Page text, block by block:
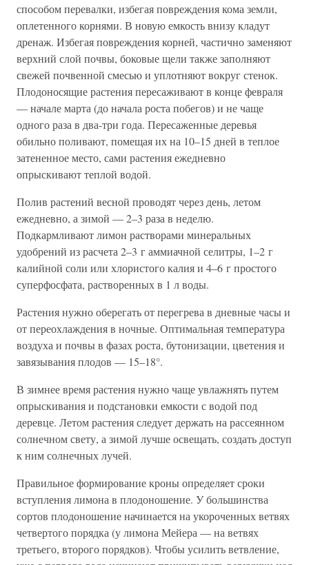
способом перевалки, избегая повреждения кома земли,
оплетенного корнями. В новую емкость внизу кладут
дренаж. Избегая повреждения корней, частично заменяют
верхний слой почвы, боковые щели также заполняют
свежей почвенной смесью и уплотняют вокруг стенок.
Плодоносящие растения пересаживают в конце февраля
— начале марта (до начала роста побегов) и не чаще
одного раза в два-три года. Пересаженные деревья
обильно поливают, помещая их на 10–15 дней в теплое
затененное место, сами растения ежедневно
опрыскивают теплой водой.
Полив растений весной проводят через день, летом
ежедневно, а зимой — 2–3 раза в неделю.
Подкармливают лимон растворами минеральных
удобрений из расчета 2–3 г аммиачной селитры, 1–2 г
калийной соли или хлористого калия и 4–6 г простого
суперфосфата, растворенных в 1 л воды.
Растения нужно оберегать от перегрева в дневные часы и
от переохлаждения в ночные. Оптимальная температура
воздуха и почвы в фазах роста, бутонизации, цветения и
завязывания плодов — 15–18°.
В зимнее время растения нужно чаще увлажнять путем
опрыскивания и подстановки емкости с водой под
деревце. Летом растения следует держать на рассеянном
солнечном свету, а зимой лучше освещать, создать доступ
к ним солнечных лучей.
Правильное формирование кроны определяет сроки
вступления лимона в плодоношение. У большинства
сортов плодоношение начинается на укороченных ветвях
четвертого порядка (у лимона Мейера — на ветвях
третьего, второго порядков). Чтобы усилить ветвление,